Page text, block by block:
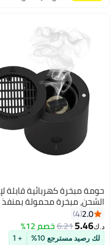
مبخرة كهربائية قابلة لإعادة
المنزلي والسيارة
بطارية طويلة العمر،
للمسلمين
2.0
4
5.46
6.21خصم 12%
مسترجع 10% + 1